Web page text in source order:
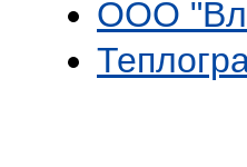
ООО